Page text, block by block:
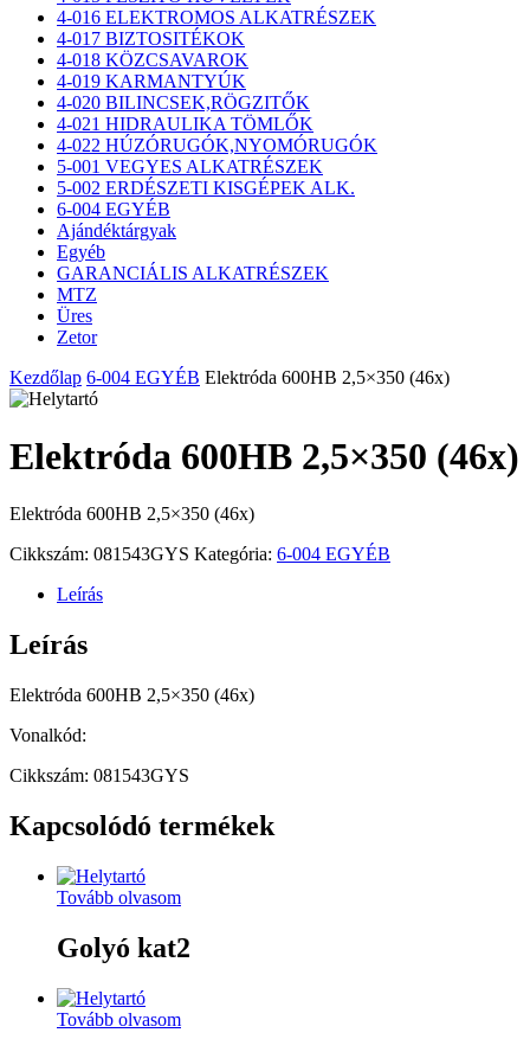
4-016 ELEKTROMOS ALKATRÉSZEK
4-017 BIZTOSITÉKOK
4-018 KÖZCSAVAROK
4-019 KARMANTYÚK
4-020 BILINCSEK,RÖGZITŐK
4-021 HIDRAULIKA TÖMLŐK
4-022 HÚZÓRUGÓK,NYOMÓRUGÓK
5-001 VEGYES ALKATRÉSZEK
5-002 ERDÉSZETI KISGÉPEK ALK.
6-004 EGYÉB
Ajándéktárgyak
Egyéb
GARANCIÁLIS ALKATRÉSZEK
MTZ
Üres
Zetor
Kezdőlap 6-004 EGYÉB Elektróda 600HB 2,5×350 (46x)
Elektróda 600HB 2,5×350 (46x)
Elektróda 600HB 2,5×350 (46x)
Cikkszám: 081543GYS Kategória: 6-004 EGYÉB
Leírás
Leírás
Elektróda 600HB 2,5×350 (46x)
Vonalkód:
Cikkszám: 081543GYS
Kapcsolódó termékek
Tovább olvasom
Golyó kat2
Tovább olvasom